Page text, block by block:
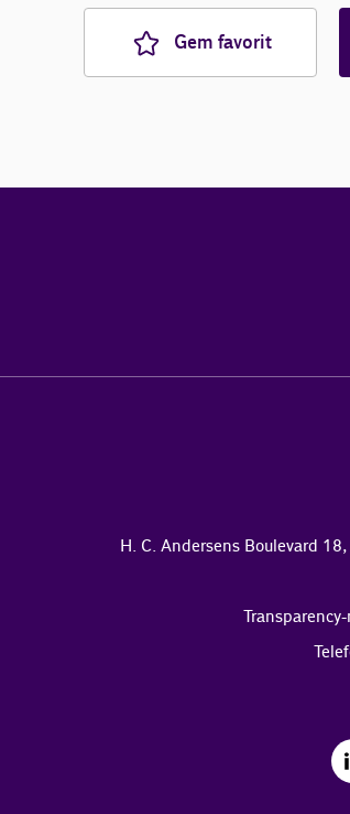
Gem favorit
H. C. Andersens Boulevard